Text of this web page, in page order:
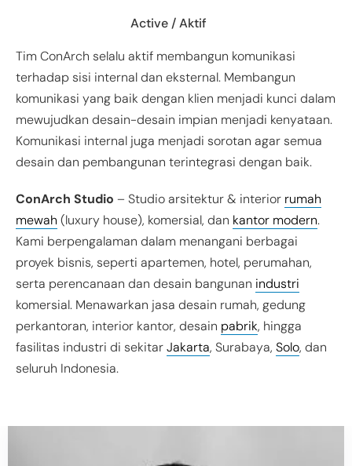
Active / Aktif
Tim ConArch selalu aktif membangun komunikasi
terhadap sisi internal dan eksternal. Membangun
komunikasi yang baik dengan klien menjadi kunci dalam
mewujudkan desain-desain impian menjadi kenyataan.
Komunikasi internal juga menjadi sorotan agar semua
desain dan pembangunan terintegrasi dengan baik.
ConArch Studio – Studio arsitektur & interior rumah
mewah (luxury house), komersial, dan kantor modern.
Kami berpengalaman dalam menangani berbagai
proyek bisnis, seperti apartemen, hotel, perumahan,
serta perencanaan dan desain bangunan industri
komersial. Menawarkan jasa desain rumah, gedung
perkantoran, interior kantor, desain pabrik, hingga
fasilitas industri di sekitarJakarta, Surabaya, Solo, dan
seluruh Indonesia.